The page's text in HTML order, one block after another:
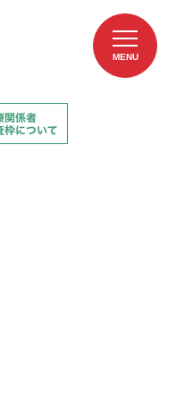
MENU